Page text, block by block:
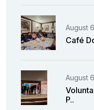
August
Café
August
P..